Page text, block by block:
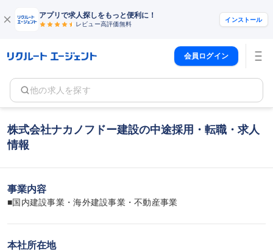
アプリで求人探しをもっと便利に！
レビュー高評価無料
インストール
会員ログイン
他の求人を探す
株式会社ナカノフドー建設の中途採用・転職・求人
情報
事業内容
■国内建設事業・海外建設事業・不動産事業
本社所在地